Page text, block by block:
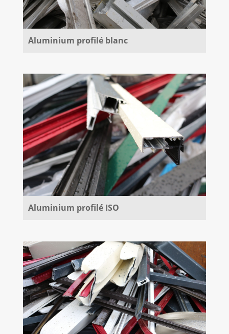
Aluminium profilé blanc
Aluminium profilé ISO